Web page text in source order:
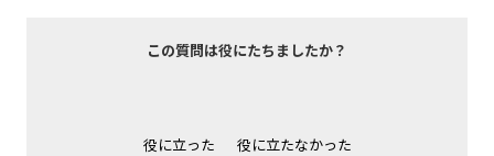
この質問は役にたちましたか？
役に立った 役に立たなかった